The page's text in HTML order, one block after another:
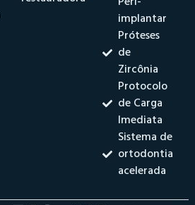
implantar
Próteses
de
Zircônia
Protocolo
de Carga
Imediata
Sistema de
ortodontia
acelerada